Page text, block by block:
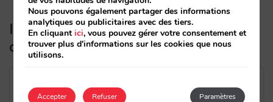
Impact du DMA sur les hôtels : 0,8%
de perte de réservations directes
Nous pouvons également partager des informations
analytiques ou publicitaires avec des tiers.
En cliquantici, vous pouvez gérer votre consentement et
trouver plus d'informations sur les cookies que nous
utilisons.
Accepter Paramètres
Refuser